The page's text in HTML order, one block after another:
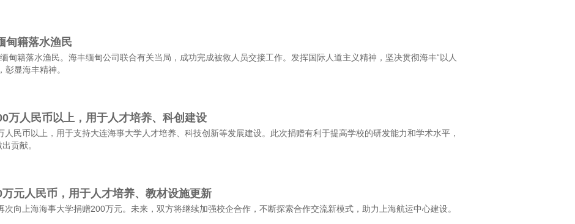
甸籍落水渔民
甸籍落水渔民。海丰缅甸公司联合有关当局，成功完成被救人员交接工作。发挥国际人道主义精神，坚决贯彻海丰“以人
显海丰精神。
万人民币以上，用于人才培养、科创建设
民币以上，用于支持大连海事大学人才培养、科技创新等发展建设。此次捐赠有利于提高学校的研发能力和学术水平，
贡献。
元人民币，用于人才培养、教材设施更新
向上海海事大学捐赠200万元。未来，双方将继续加强校企合作，不断探索合作交流新模式，助力上海航运中心建设。